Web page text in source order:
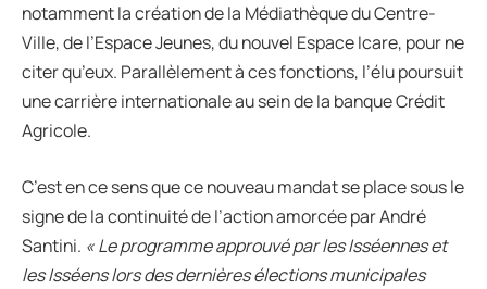
notamment la création de la Médiathèque du Centre-
Ville, de l’Espace Jeunes, du nouvel Espace Icare, pour ne
citer qu’eux. Parallèlement à ces fonctions, l’élu poursuit
une carrière internationale au sein de la banque Crédit
Agricole.
C’est en ce sens que ce nouveau mandat se place sous le
signe de la continuité de l’action amorcée par André
Santini. « Le programme approuvé par les Isséennes et
les Isséens lors des dernières élections municipales